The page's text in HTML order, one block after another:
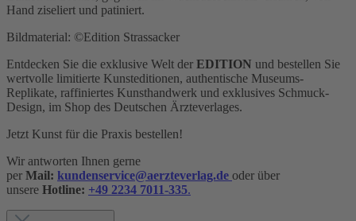
Hand ziseliert und patiniert.
Bildmaterial: ©Edition Strassacker
Entdecken Sie die exklusive Welt der EDITION und bestellen Sie
wertvolle limitierte Kunsteditionen, authentische Museums-
Replikate, raffiniertes Kunsthandwerk und exklusives Schmuck-
Design, im Shop des Deutschen Ärzteverlages.
Jetzt Kunst für die Praxis bestellen!
Wir antworten Ihnen gerne
per Mail: kundenservice@aerzteverlag.de oder über
unsere Hotline: +49 2234 7011-335.